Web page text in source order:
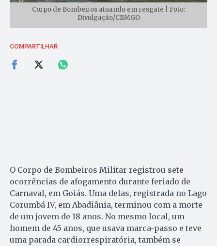
Corpo de Bombeiros atuando em resgate | Foto:
Divulgação/CBMGO
COMPARTILHAR
O Corpo de Bombeiros Militar registrou sete
ocorrências de afogamento durante feriado de
Carnaval, em Goiás. Uma delas, registrada no Lago
Corumbá IV, em Abadiânia, terminou com a morte
de um jovem de 18 anos. No mesmo local, um
homem de 45 anos, que usava marca-passo e teve
uma parada cardiorrespiratória, também se